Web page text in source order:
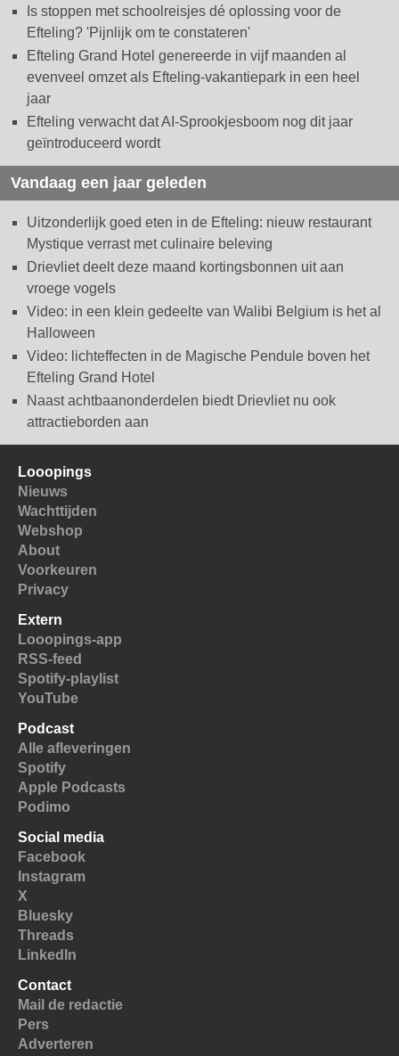
Is stoppen met schoolreisjes dé oplossing voor de
Efteling? 'Pijnlijk om te constateren'
Efteling Grand Hotel genereerde in vijf maanden al
evenveel omzet als Efteling-vakantiepark in een heel
jaar
Efteling verwacht dat AI-Sprookjesboom nog dit jaar
geïntroduceerd wordt
Vandaag een jaar geleden
Uitzonderlijk goed eten in de Efteling: nieuw restaurant
Mystique verrast met culinaire beleving
Drievliet deelt deze maand kortingsbonnen uit aan
vroege vogels
Video: in een klein gedeelte van Walibi Belgium is het al
Halloween
Video: lichteffecten in de Magische Pendule boven het
Efteling Grand Hotel
Naast achtbaanonderdelen biedt Drievliet nu ook
attractieborden aan
Looopings
Nieuws
Wachttijden
Webshop
About
Voorkeuren
Privacy
Extern
Looopings-app
RSS-feed
Spotify-playlist
YouTube
Podcast
Alle afleveringen
Spotify
Apple Podcasts
Podimo
Social media
Facebook
Instagram
X
Bluesky
Threads
LinkedIn
Contact
Mail de redactie
Pers
Adverteren